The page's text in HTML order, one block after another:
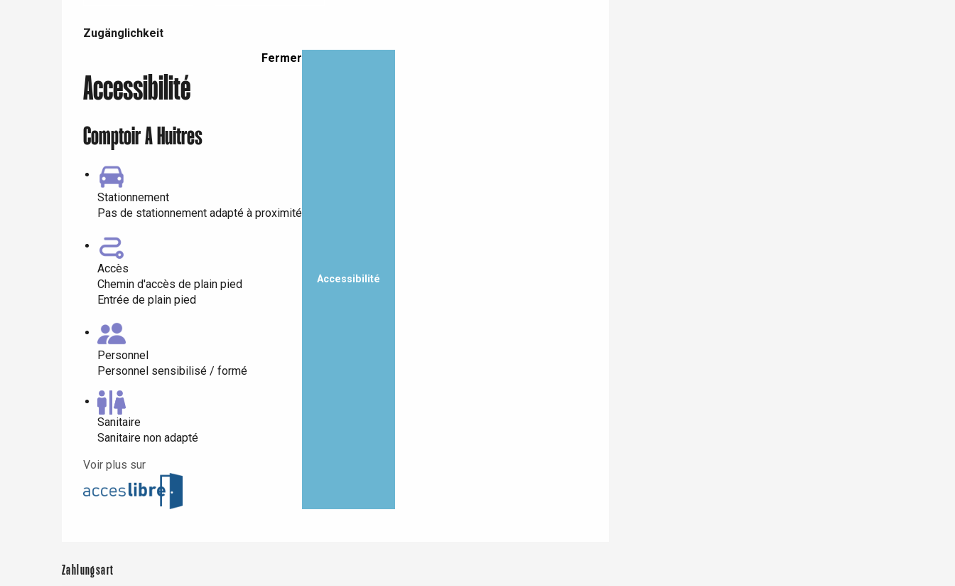
Val-de-Scie
Clères
Rouen
Paris 1h30
Zugänglichkeit
Fermer
Accessibilité
Comptoir A Huitres
Stationnement
Pas de stationnement adapté à proximité
Accès
Chemin d'accès de plain pied
Entrée de plain pied
Personnel
Personnel sensibilisé / formé
Sanitaire
Sanitaire non adapté
Voir plus sur
Accessibilité
Zahlungsart